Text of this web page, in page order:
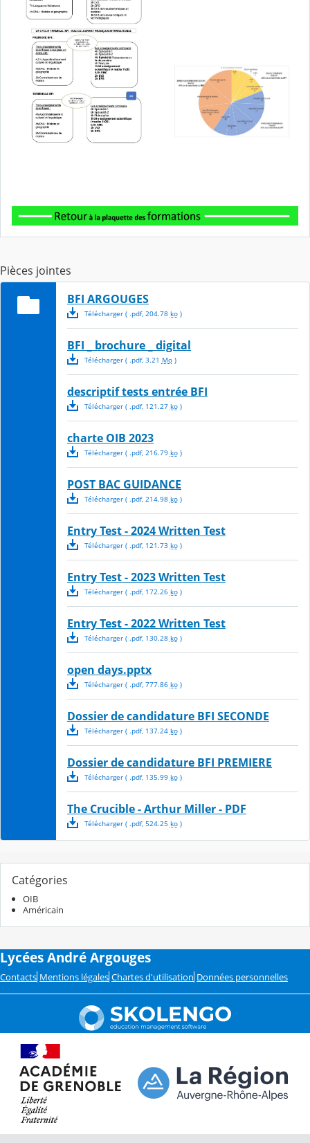
Pièces jointes
BFI ARGOUGES
Télécharger( .pdf, 204.78 ko)
BFI _ brochure _ digital
Télécharger( .pdf, 3.21 Mo)
descriptif tests entrée BFI
Télécharger( .pdf, 121.27 ko)
charte OIB 2023
Télécharger( .pdf, 216.79 ko)
POST BAC GUIDANCE
Télécharger( .pdf, 214.98 ko)
Entry Test - 2024 Written Test
Télécharger( .pdf, 121.73 ko)
Entry Test - 2023 Written Test
Télécharger( .pdf, 172.26 ko)
Entry Test - 2022 Written Test
Télécharger( .pdf, 130.28 ko)
open days.pptx
Télécharger( .pdf, 777.86 ko)
Dossier de candidature BFI SECONDE
Télécharger( .pdf, 137.24 ko)
Dossier de candidature BFI PREMIERE
Télécharger( .pdf, 135.99 ko)
The Crucible - Arthur Miller - PDF
Télécharger( .pdf, 524.25 ko)
Catégories
OIB
Américain
Lycées André Argouges
Contacts Mentions légales Chartes d'utilisation Données personnelles